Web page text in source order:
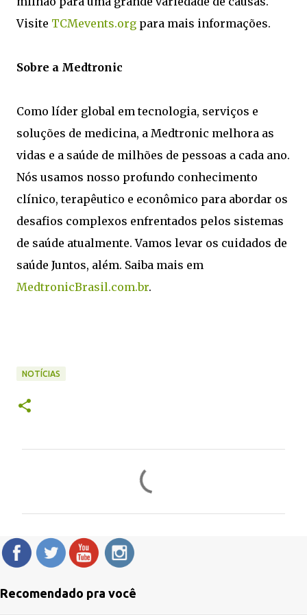
Visite TCMevents.org para mais informações.
Sobre a Medtronic
Como líder global em tecnologia, serviços e
soluções de medicina, a Medtronic melhora as
vidas e a saúde de milhões de pessoas a cada ano.
Nós usamos nosso profundo conhecimento
clínico, terapêutico e econômico para abordar os
desafios complexos enfrentados pelos sistemas
de saúde atualmente. Vamos levar os cuidados de
saúde Juntos, além. Saiba mais em
MedtronicBrasil.com.br.
NOTÍCIAS
n
t
Recomendado pra você